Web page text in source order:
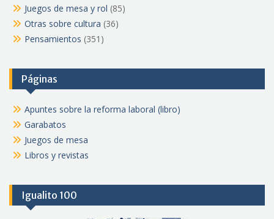
Juegos de mesa y rol (85)
Otras sobre cultura (36)
Pensamientos (351)
Páginas
Apuntes sobre la reforma laboral (libro)
Garabatos
Juegos de mesa
Libros y revistas
Igualito 100